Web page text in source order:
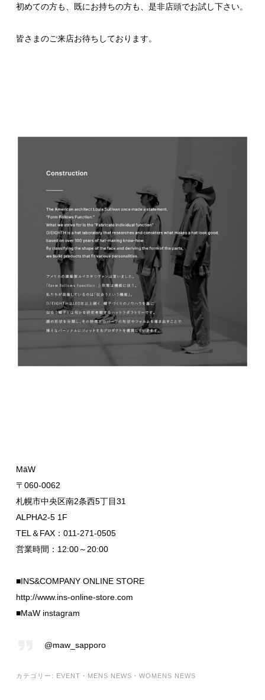
初めての方も、既にお持ちの方も、是非店頭でお試し下さい。
皆さまのご来店お待ちしております。
MāW
〒060-0062
札幌市中央区南2条西5丁目31
ALPHA2-5 1F
TEL＆FAX：011-271-0505
営業時間：12:00～20:00
■INS&COMPANY ONLINE STORE
http://www.ins-online-store.com
■MaW instagram
@maw_sapporo
カテゴリー: EVENT ・ MENS NEWS ・ WOMENS NEWS